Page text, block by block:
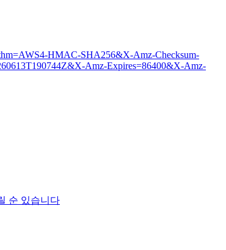
HMAC-SHA256&X-Amz-Checksum-
Amz-Expires=86400&X-Amz-
순 있습니다